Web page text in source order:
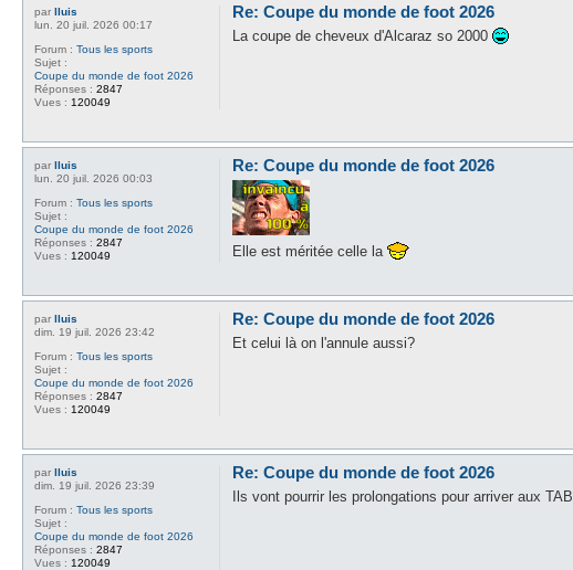
par lluis
lun. 20 juil. 2026 00:17
Forum : Tous les sports
Sujet :
Coupe du monde de foot 2026
Réponses : 2847
Vues : 120049
Re: Coupe du monde de foot 2026
La coupe de cheveux d'Alcaraz so 2000
par lluis
lun. 20 juil. 2026 00:03
Forum : Tous les sports
Sujet :
Coupe du monde de foot 2026
Réponses : 2847
Vues : 120049
Re: Coupe du monde de foot 2026
Elle est méritée celle la
par lluis
dim. 19 juil. 2026 23:42
Forum : Tous les sports
Sujet :
Coupe du monde de foot 2026
Réponses : 2847
Vues : 120049
Re: Coupe du monde de foot 2026
Et celui là on l'annule aussi?
par lluis
dim. 19 juil. 2026 23:39
Forum : Tous les sports
Sujet :
Coupe du monde de foot 2026
Réponses : 2847
Vues : 120049
Re: Coupe du monde de foot 2026
Ils vont pourrir les prolongations pour arriver aux TAB